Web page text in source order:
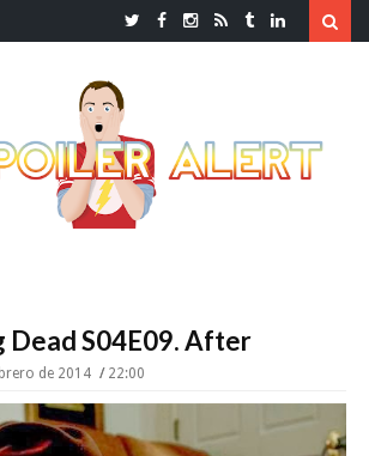
Dead S04E09. After
de 2014 22:00